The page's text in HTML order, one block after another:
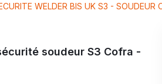
WELDER BIS UK S3 - SOUDEUR
soudeur S3 Cofra -